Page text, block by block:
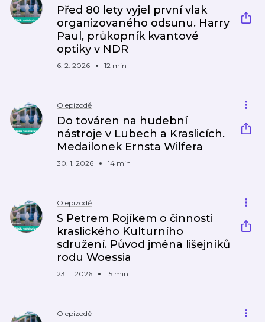
Před 80 lety vyjel první vlak
organizovaného odsunu. Harry
Paul, průkopník kvantové
optiky v NDR
6. 2. 2026 12 min
O epizodě
Do továren na hudební
nástroje v Lubech a Kraslicích.
Medailonek Ernsta Wilfera
30. 1. 2026 14 min
O epizodě
S Petrem Rojíkem o činnosti
kraslického Kulturního
sdružení. Původ jména lišejníků
rodu Woessia
23. 1. 2026 15 min
O epizodě